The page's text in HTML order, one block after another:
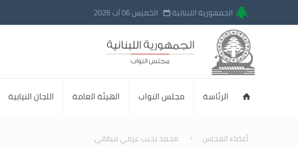
الجمهورية اللبنانية الخميس 06 آب 2026
الرئاسة مجلس النواب الهيئة العامة اللجان النيابية
أعضاء المجلس محمد نجيب عزمي ميقاتي